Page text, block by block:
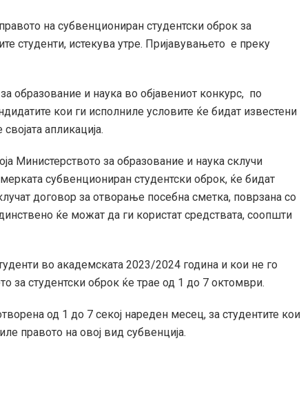
на субвенциониран студентски оброк за
студенти, истекува утре. Пријавувањето е преку
и наука во објавениот конкурс, по
кои ги исполниле условите ќе бидат известени
апликација.
Министерството за образование и наука склучи
субвенциониран студентски оброк, ќе бидат
договор за отворање посебна сметка, поврзана со
ќе можат да ги користат средствата, соопшти
во академската 2023/2024 година и кои не го
за студентски оброк ќе трае од 1 до 7 октомври.
од 1 до 7 секој нареден месец, за студентите кои
правото на овој вид субвенција.